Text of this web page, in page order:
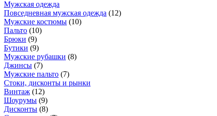
Мужская одежда
Повседневная мужская одежда (12)
Мужские костюмы (10)
Пальто (10)
Брюки (9)
Бутики (9)
Мужские рубашки (8)
Джинсы (7)
Мужские пальто (7)
Стоки, дисконты и рынки
Винтаж (12)
Шоурумы (9)
Дисконты (8)